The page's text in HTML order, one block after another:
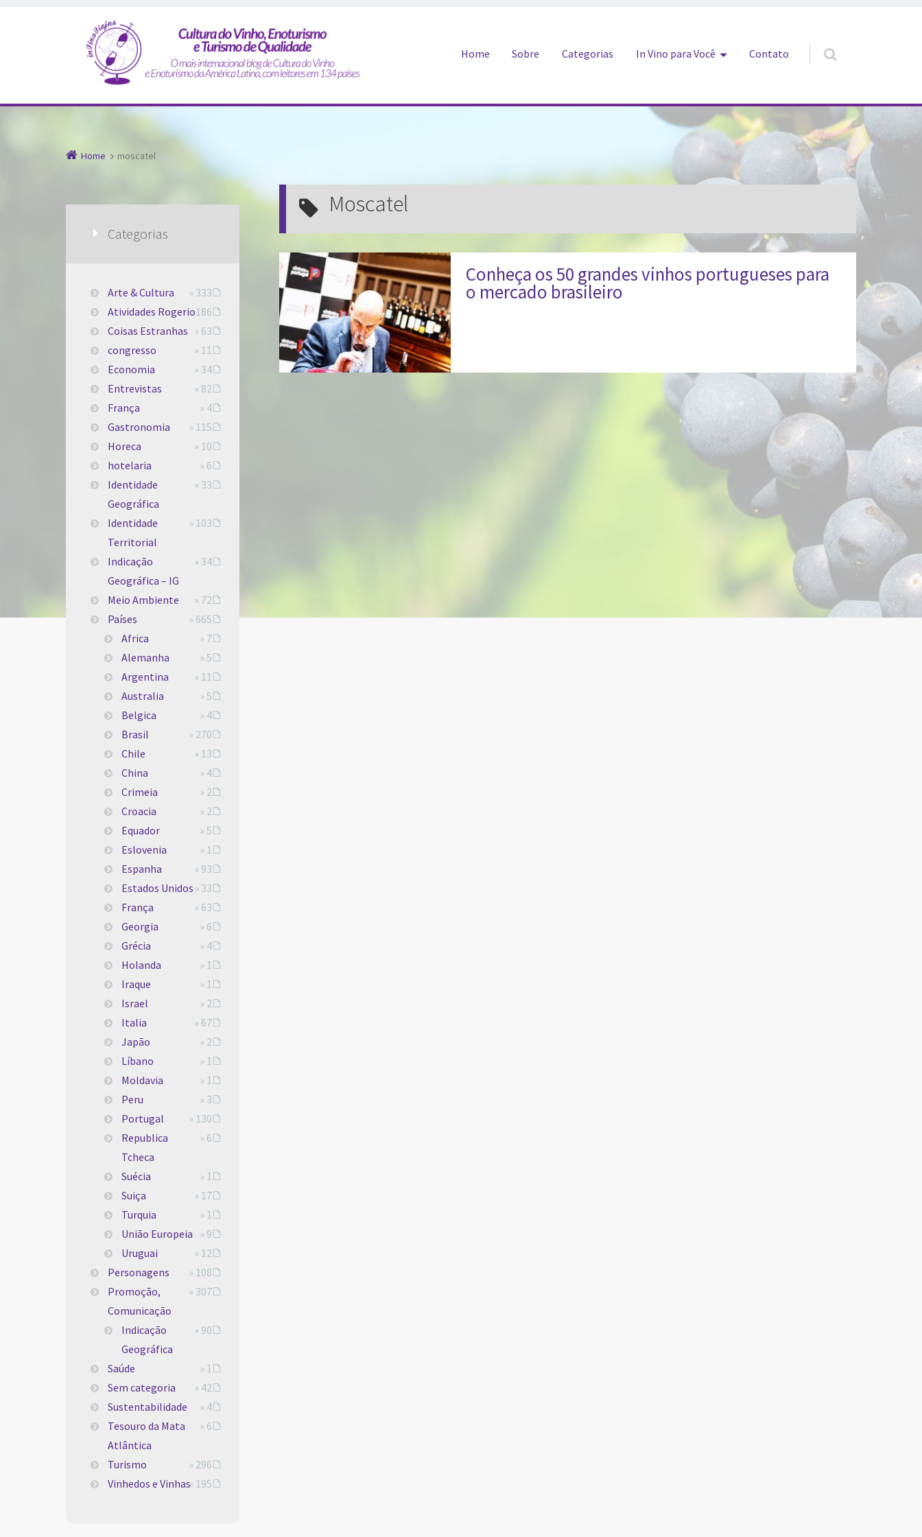
Home Sobre Categorias In Vino para Você Contato
Home moscatel
moscatel
Conheça os 50 grandes vinhos portugueses para
o mercado brasileiro
Categorias
Arte & Cultura
» 333
Atividades Rogerio» 186
Coisas Estranhas » 63
congresso
» 11
Economia
» 34
Entrevistas
» 82
França
» 4
Gastronomia
» 115
Horeca
» 10
hotelaria
» 6
Identidade
Geográfica
» 33
Identidade
Territorial
» 103
Indicação
Geográfica – IG
» 34
Meio Ambiente
» 72
Países
» 665
Africa
» 7
Alemanha
» 5
Argentina
» 11
Australia
» 5
Belgica
» 4
Brasil
» 270
Chile
» 13
China
» 4
Crimeia
» 2
Croacia
» 2
Equador
» 5
Eslovenia
» 1
Espanha
» 93
Estados Unidos» 33
França
» 63
Georgia
» 6
Grécia
» 4
Holanda
» 1
Iraque
» 1
Israel
» 2
Italia
» 67
Japão
» 2
Líbano
» 1
Moldavia
» 1
Peru
» 3
Portugal
» 130
Republica
Tcheca
» 6
Suécia
» 1
Suiça
» 17
Turquia
» 1
União Europeia » 9
Uruguai
» 12
Personagens
» 108
Promoção,
Comunicação
» 307
Indicação
Geográfica
» 90
Saúde
» 1
Sem categoria
» 42
Sustentabilidade
» 4
Tesouro da Mata
Atlântica
» 6
Turismo
» 296
Vinhedos e Vinhas» 195